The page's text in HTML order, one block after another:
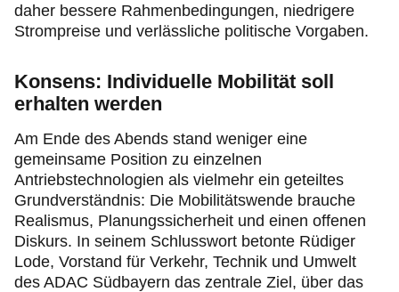
daher bessere Rahmenbedingungen, niedrigere
Strompreise und verlässliche politische Vorgaben.
Konsens: Individuelle Mobilität soll
erhalten werden
Am Ende des Abends stand weniger eine
gemeinsame Position zu einzelnen
Antriebstechnologien als vielmehr ein geteiltes
Grundverständnis: Die Mobilitätswende brauche
Realismus, Planungssicherheit und einen offenen
Diskurs. In seinem Schlusswort betonte Rüdiger
Lode, Vorstand für Verkehr, Technik und Umwelt
des ADAC Südbayern das zentrale Ziel, über das